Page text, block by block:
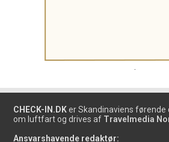
.
CHECK-IN.DK er Skandinaviens
om luftfart og drives af Travelmedia
Ansvarshavende redaktør: